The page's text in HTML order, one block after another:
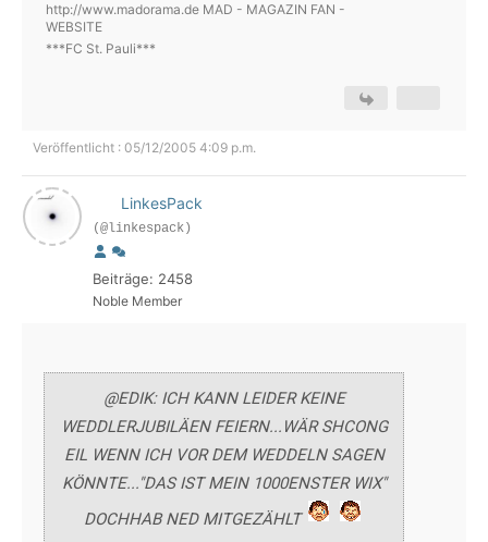
http://www.madorama.de MAD - MAGAZIN FAN -
WEBSITE
***FC St. Pauli***
Veröffentlicht : 05/12/2005 4:09 p.m.
LinkesPack
(@linkespack)
Beiträge: 2458
Noble Member
@EDIK: ICH KANN LEIDER KEINE
WEDDLERJUBILÄEN FEIERN...WÄR SHCONG
EIL WENN ICH VOR DEM WEDDELN SAGEN
KÖNNTE..."DAS IST MEIN 1000ENSTER WIX"
DOCHHAB NED MITGEZÄHLT